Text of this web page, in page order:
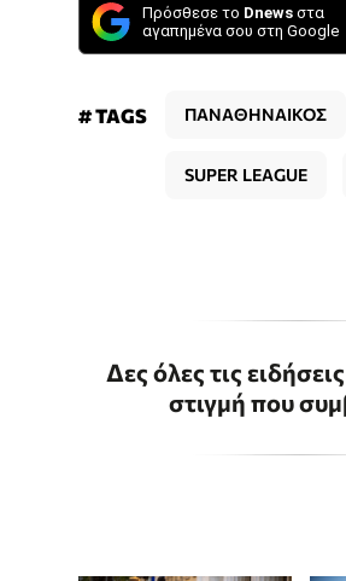
Πρόσθεσε το Dnews στα
αγαπημένα σου στη Google
# TAGS ΠΑΝΑΘΗΝΑΙΚΟΣ
SUPER LEAGUE
Δες όλες τις
στιγμή που